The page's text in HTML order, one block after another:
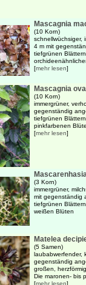
Mascagnia
(10 Korn)
schnellwüchsiger,
4 m mit
tiefgrünen
[mehr lesen]
Mascagnia
(10 Korn)
immergrüner,
gegenständig
tiefgrünen
pinkfarbenen
[mehr lesen]
(3 Korn)
immergrüner,
mit gegenständig
tiefgrünen
weißen Blüten
Matelea
(5 Samen)
laubabwerfender,
gegenständig
großen,
Die maronen- bis
[mehr lesen]